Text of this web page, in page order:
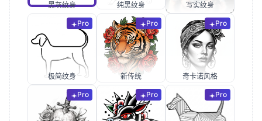
黑灰纹身 纯黑纹身 写实纹身
Pro
极简纹身
Pro
新传统
Pro
奇卡诺风格
Pro Pro Pro